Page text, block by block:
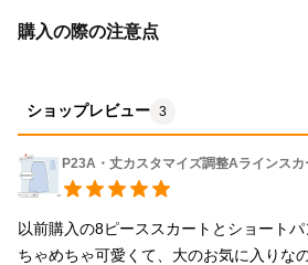
報を優先的にご理解ください。 【型紙に
ます。 ・A4かA3用紙で印刷できます。
参照ください） ・作り方はyoutube動画
【必要な材料】 ・生地…1.1M-1.7M (サイ
す。詳しい用尺は110cm幅140cm幅の生
い) ・4㎝幅ウエストゴム…ウエスト寸法
芯…30cm*30cm ・糸 細かい用尺は型紙
購入の際の注意点
ショップレビュー 3
P23A・丈カスタマイズ調整Aラインス
以前購入の8ピーススカートとショート
ちゃめちゃ可愛くて、大のお気に入りな